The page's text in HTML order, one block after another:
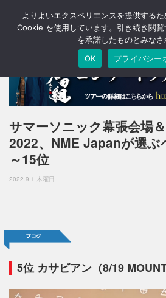
サマーソニック幕張会場
2022、NME Japanが選ぶ
～15位
2022.9.1 木曜日
5位 カサビアン（8/19
よりよいエクスペリエンスを提供する
Cookie を使用しています。引き続き閲
を承諾したものとみなさ
OK
プライバシー